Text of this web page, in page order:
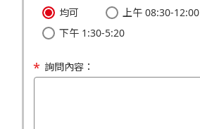
均可
上午 08:30-12:00
下午 1:30-5:20
詢問內容：